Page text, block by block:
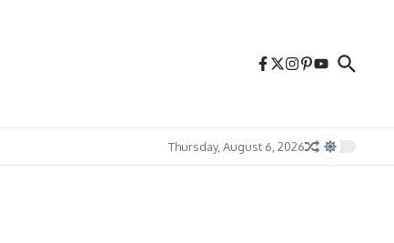
Thursday, August 6, 2026